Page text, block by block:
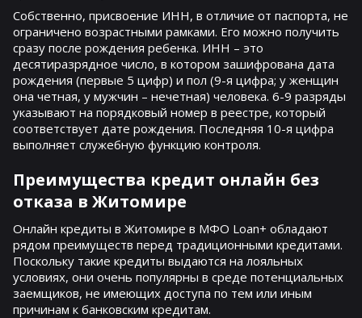
Собственно, присвоение ИНН, в отличие от паспорта, не
ограничено возрастными рамками. Его можно получить
сразу после рождения ребенка. ИНН – это
десятиразрядное число, в котором зашифрована дата
рождения (первые 5 цифр) и пол (9-я цифра; у женщин
она четная, у мужчин – нечетная) человека. 6-9 разряды
указывают на порядковый номер в реестре, который
соответствует дате рождения. Последняя 10-я цифра
выполняет служебную функцию контроля.
Преимущества кредит онлайн без
отказа в Житомире
Онлайн кредиты в Житомире в МФО Loan+ обладают
рядом преимуществ перед традиционными кредитами.
Поскольку такие кредиты выдаются на лояльных
условиях, они очень популярны в среде потенциальных
заемщиков, не имеющих доступа по тем или иным
причинам к банковским кредитам.